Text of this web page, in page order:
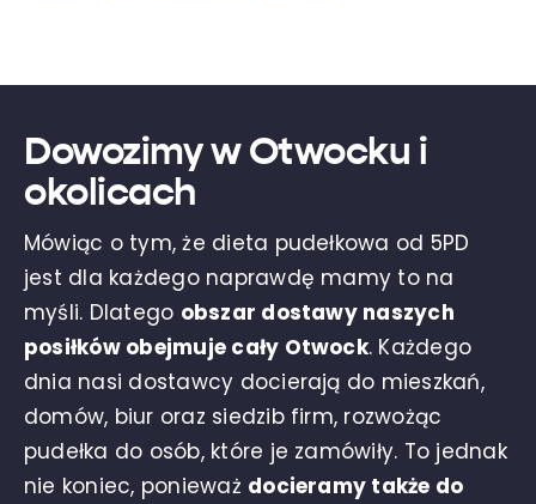
Dowozimy w Otwocku i
okolicach
Mówiąc o tym, że dieta pudełkowa od 5PD
jest dla każdego naprawdę mamy to na
myśli. Dlatego obszar dostawy naszych
posiłków obejmuje cały Otwock. Każdego
dnia nasi dostawcy docierają do mieszkań,
domów, biur oraz siedzib firm, rozwożąc
pudełka do osób, które je zamówiły. To jednak
nie koniec, ponieważ docieramy także do